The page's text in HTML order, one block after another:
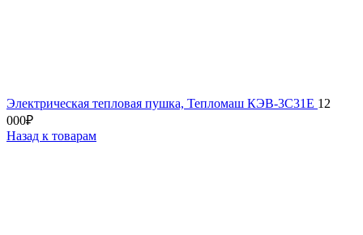
Электрическая тепловая пушка, Тепломаш КЭВ-3С31Е 12
000₽
Назад к товарам